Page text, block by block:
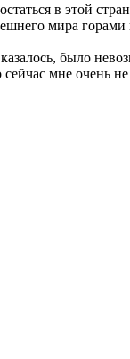
в этой
мира
было
мне очень не